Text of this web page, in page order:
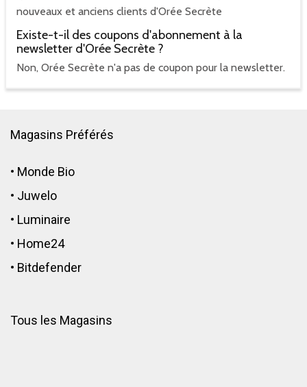
nouveaux et anciens clients d'Orée Secrète
Existe-t-il des coupons d'abonnement à la
newsletter d'Orée Secrète ?
Non, Orée Secrète n'a pas de coupon pour la newsletter.
Magasins Préférés
• Monde Bio
• Juwelo
• Luminaire
• Home24
• Bitdefender
Tous les Magasins